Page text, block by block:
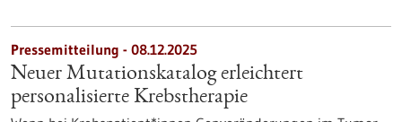
Pressemitteilung - 08.12.2025
Neuer Mutationskatalog erleichtert
personalisierte Krebstherapie